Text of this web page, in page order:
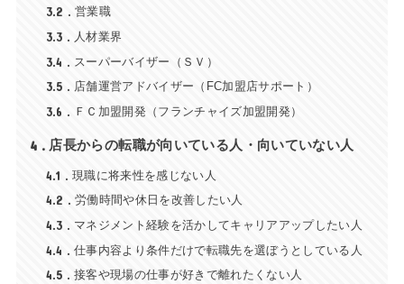
3.2 営業職
3.3 人材業界
3.4 スーパーバイザー（ＳＶ）
3.5 店舗運営アドバイザー（FC加盟店サポート）
3.6 ＦＣ加盟開発（フランチャイズ加盟開発）
4 店長からの転職が向いている人・向いていない人
4.1 現職に将来性を感じない人
4.2 労働時間や休日を改善したい人
4.3 マネジメント経験を活かしてキャリアアップしたい人
4.4 仕事内容より条件だけで転職先を選ぼうとしている人
4.5 接客や現場の仕事が好きで離れたくない人